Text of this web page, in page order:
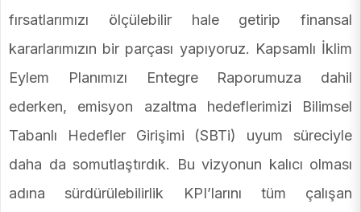
fırsatlarımızı ölçülebilir hale getirip finansal
kararlarımızın bir parçası yapıyoruz. Kapsamlı İklim
Eylem Planımızı Entegre Raporumuza dahil
ederken, emisyon azaltma hedeflerimizi Bilimsel
Tabanlı Hedefler Girişimi (SBTi) uyum süreciyle
daha da somutlaştırdık. Bu vizyonun kalıcı olması
adına sürdürülebilirlik KPI’larını tüm çalışan